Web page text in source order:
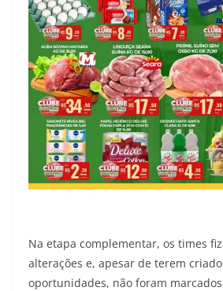
Na etapa complementar, os times
alterações e, apesar de terem
oportunidades, não foram